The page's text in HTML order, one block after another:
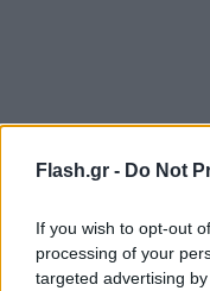
Flash.gr - Do Not
If you wish to opt-out
processing of your
targeted advertising